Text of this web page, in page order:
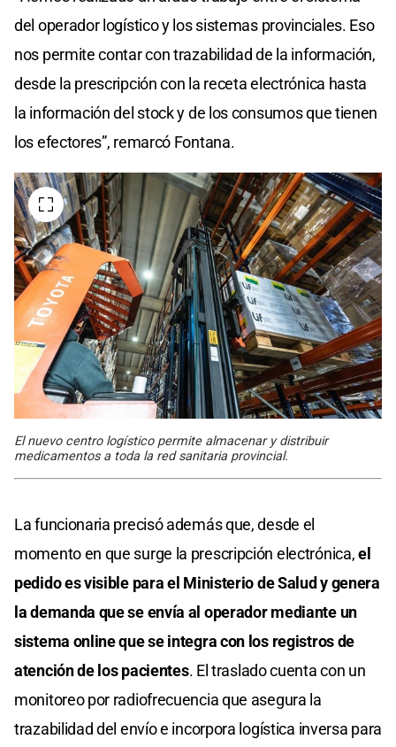
del operador logístico y los sistemas provinciales. Eso
nos permite contar con trazabilidad de la información,
desde la prescripción con la receta electrónica hasta
la información del stock y de los consumos que tienen
los efectores”, remarcó Fontana.
El nuevo centro logístico permite almacenar y distribuir
medicamentos a toda la red sanitaria provincial.
La funcionaria precisó además que, desde el
momento en que surge la prescripción electrónica,el
pedido es visible para el Ministerio de Salud y genera
la demanda que se envía al operador mediante un
sistema online que se integra con los registros de
atención de los pacientes. El traslado cuenta con un
monitoreo por radiofrecuencia que asegura la
trazabilidad del envío e incorpora logística inversa para